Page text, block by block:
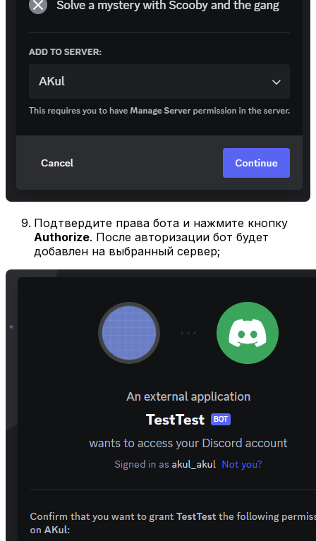
Подтвердите права бота и нажмите кнопку
Authorize. После авторизации бот будет
добавлен на выбранный сервер;